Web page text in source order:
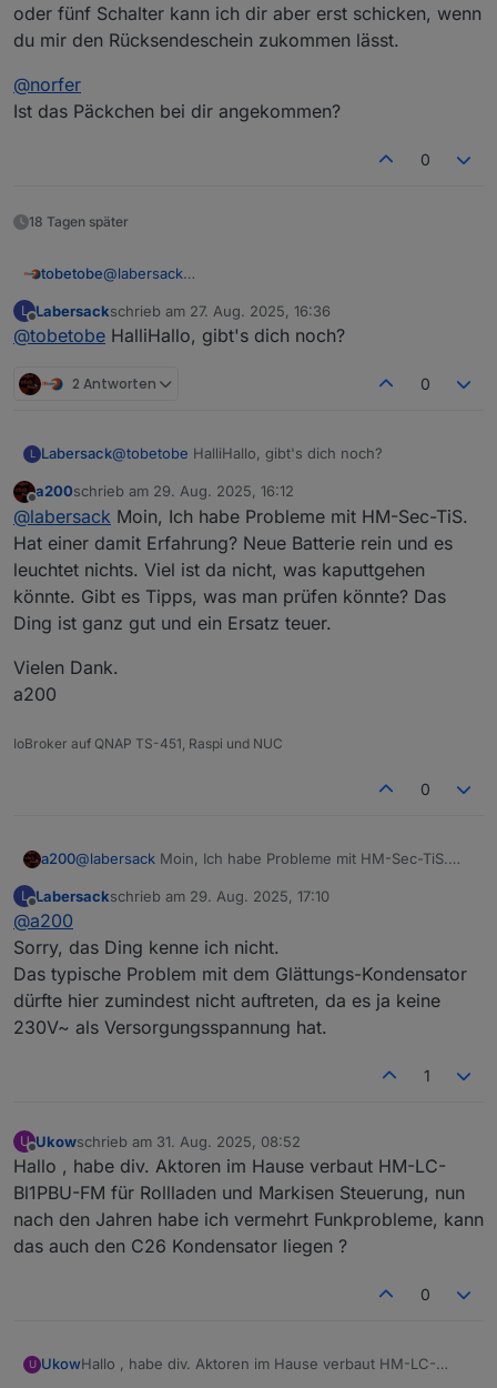
oder fünf Schalter kann ich dir aber erst schicken, wenn
du mir den Rücksendeschein zukommen lässt.
@norfer
Ist das Päckchen bei dir angekommen?
0
18 Tagen später
tobetobe@labersack
schön, dass es dein Angebot noch immer gibt. Ich
habe mittlerweile 4 Stück HM-LC-Sw1-FM mit
HM-LC-Sw2-FM (Fehler unbekannt) hier liegen. Ich
Deinen ersten Post habe ich gelesen und bin mit den
Bedingungen einverstanden. Bitte schicke mir deine
L
Offline
Labersackschrieb am 27. Aug. 2025, 16:36
zuletzt editiert von
@tobetobe HalliHallo, gibt's dich noch?
2 Antworten 0
L Labersack@tobetobe HalliHallo, gibt's dich noch?
Offline
a200schrieb am 29. Aug. 2025, 16:12
zuletzt editiert von
@labersack Moin, Ich habe Probleme mit HM-Sec-TiS.
Hat einer damit Erfahrung? Neue Batterie rein und es
leuchtet nichts. Viel ist da nicht, was kaputtgehen
könnte. Gibt es Tipps, was man prüfen könnte? Das
Ding ist ganz gut und ein Ersatz teuer.
Vielen Dank.
a200
IoBroker auf QNAP TS-451, Raspi und NUC
0
a200@labersack Moin, Ich habe Probleme mit HM-Sec-TiS.
leuchtet nichts. Viel ist da nicht, was kaputtgehen könnte.
gut und ein Ersatz teuer.
Vielen Dank.
L
Offline
Labersackschrieb am 29. Aug. 2025, 17:10
zuletzt editiert von
@a200
Sorry, das Ding kenne ich nicht.
Das typische Problem mit dem Glättungs-Kondensator
dürfte hier zumindest nicht auftreten, da es ja keine
230V~ als Versorgungsspannung hat.
1
U
Offline
Ukowschrieb am 31. Aug. 2025, 08:52
zuletzt editiert von
Hallo , habe div. Aktoren im Hause verbaut HM-LC-
Bl1PBU-FM für Rollladen und Markisen Steuerung, nun
nach den Jahren habe ich vermehrt Funkprobleme, kann
das auch den C26 Kondensator liegen ?
0
U UkowHallo , habe div. Aktoren im Hause verbaut HM-LC-